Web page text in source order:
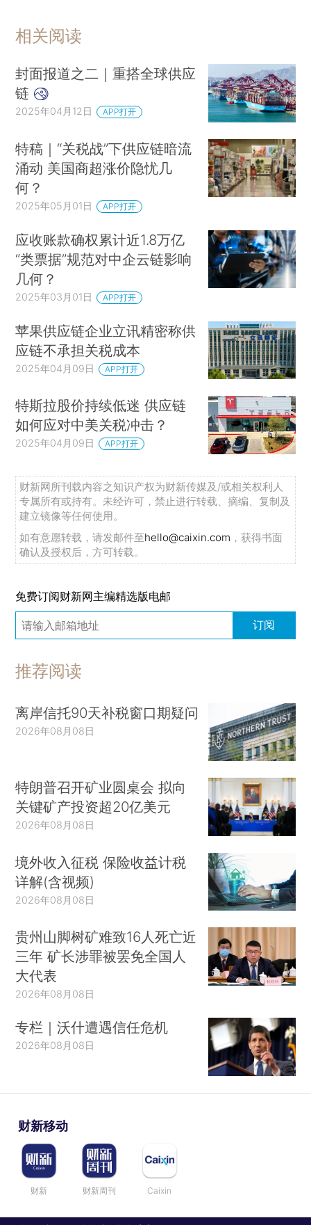
相关阅读
封面报道之二｜重搭全球供应
链
2025年04月12日 APP打开
特稿｜“关税战”下供应链暗流
涌动 美国商超涨价隐忧几
何？
2025年05月01日 APP打开
应收账款确权累计近1.8万亿
“类票据”规范对中企云链影响
几何？
2025年03月01日 APP打开
苹果供应链企业立讯精密称供
应链不承担关税成本
2025年04月09日 APP打开
特斯拉股价持续低迷 供应链
如何应对中美关税冲击？
2025年04月09日 APP打开
财新网所刊载内容之知识产权为财新传媒及/或相关权利人
专属所有或持有。未经许可，禁止进行转载、摘编、复制及
建立镜像等任何使用。
如有意愿转载，请发邮件至hello@caixin.com ，获得书面
确认及授权后，方可转载。
免费订阅财新网主编精选版电邮
订阅
推荐阅读
离岸信托90天补税窗口期疑问
2026年08月08日
特朗普召开矿业圆桌会 拟向
关键矿产投资超20亿美元
2026年08月08日
境外收入征税 保险收益计税
详解(含视频)
2026年08月08日
贵州山脚树矿难致16人死亡近
三年 矿长涉罪被罢免全国人
大代表
2026年08月08日
专栏｜沃什遭遇信任危机
2026年08月08日
财新移动
财新 财新周刊 Caixin